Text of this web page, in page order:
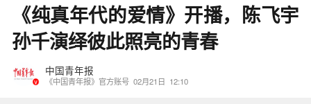
《纯真年代的爱情》开播，陈飞宇
孙千演绎彼此照亮的青春
中国青年报
《中国青年报》官方账号 02月21日 12:10